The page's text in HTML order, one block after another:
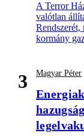
A Terror
valótlan
kormány
3 Magyar Péter